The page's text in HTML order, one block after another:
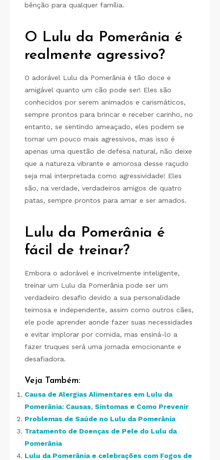
bênção para qualquer família.
O Lulu da Pomerânia é
realmente agressivo?
O adorável Lulu da Pomerânia é tão doce e
amigável quanto um cão pode ser! Eles são
conhecidos por serem animados e carismáticos,
sempre prontos para brincar e receber carinho, no
entanto, se sentindo ameaçado, eles podem se
tornar um pouco mais agressivos, mas isso é
apenas uma questão de defesa natural, não deixe
que a natureza vibrante e amorosa desse raçudo
seja mal interpretada como agressividade! Eles
são, na verdade, verdadeiros amigos de quatro
patas, sempre prontos para amar e ser amados.
Lulu da Pomerânia é
fácil de treinar?
Embora o adorável e incrivelmente inteligente,
treinar um Lulu da Pomerânia pode ser um
verdadeiro desafio devido a sua personalidade
teimosa e independente, assim como outros cães,
ele pode aprender aonde fazer suas necessidades
e evitar implorar por comida, mas ensiná-lo a
fazer truques será uma jornada emocionante e
desafiadora.
Veja Também:
Causa de Alergias Alimentares em Lulu da
Pomerânia: Causas, Sintomas e Como Prevenir
Problemas de Saúde no Lulu da Pomerânia
Tratamento de Doenças de Pele do Lulu da
Pomerânia
Lulu da Pomerânia e celebrações com Fogos de